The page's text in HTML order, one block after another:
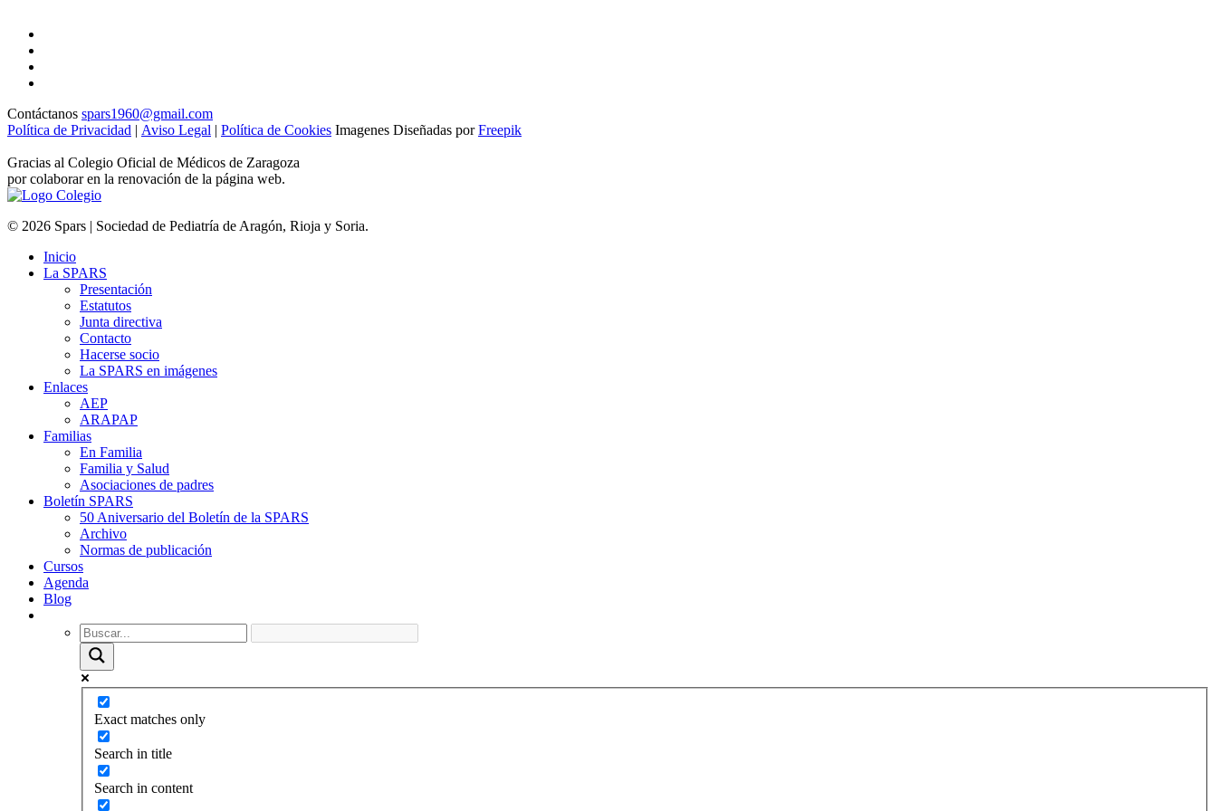
Contáctanos spars1960@gmail.com
Política de Privacidad | Aviso Legal | Política de Cookies Imagenes Diseñadas porFreepik
Gracias al Colegio Oficial de Médicos de Zaragoza
por colaborar en la renovación de la página web.
© 2026 Spars | Sociedad de Pediatría de Aragón, Rioja y Soria.
Inicio
La SPARS
Presentación
Estatutos
Junta directiva
Contacto
Hacerse socio
La SPARS en imágenes
Enlaces
AEP
ARAPAP
Familias
En Familia
Familia y Salud
Asociaciones de padres
Boletín SPARS
50 Aniversario del Boletín de la SPARS
Archivo
Normas de publicación
Cursos
Agenda
Blog
Exact matches only
Search in title
Search in content